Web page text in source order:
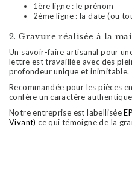
1ère ligne : le prénom
2ème ligne : la date (ou
2. Gravure réalisée à la
Un savoir-faire artisanal pour
lettre est travaillée avec des
profondeur unique et inimitable.
Recommandée pour les pièces en
confère un caractère
Notre entreprise est labellisée
Vivant) ce qui témoigne de la